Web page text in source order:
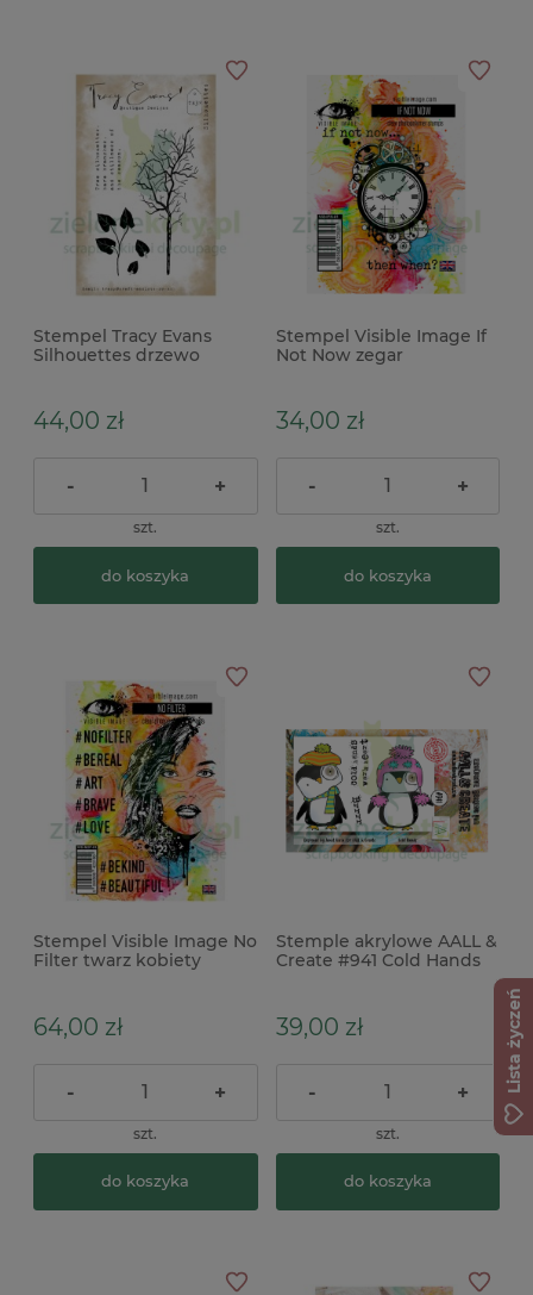
Stempel Tracy Evans
Silhouettes drzewo
44,00 zł
- +
szt.
do koszyka
Stempel Visible Image If
Not Now zegar
34,00 zł
- +
szt.
do koszyka
Stempel Visible Image No
Filter twarz kobiety
64,00 zł
- +
szt.
do koszyka
Stemple akrylowe AALL &
Create #941 Cold Hands
39,00 zł
- +
szt.
do koszyka
Lista życzeń